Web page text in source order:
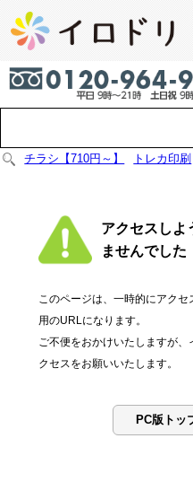
チラシ【710円～】 トレカ印刷
アクセスしよ
ませんでした
このページは、一時的にアク
用のURLになります。
ご不便をおかけいたしますが
クセスをお願いいたします。
PC版ト